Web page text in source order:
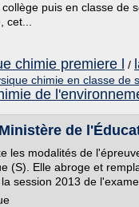
puis en classe de
chimie premiere l /
chimie en classe de
de
de
les modalités de
(S). Elle abroge et
session 2013 de